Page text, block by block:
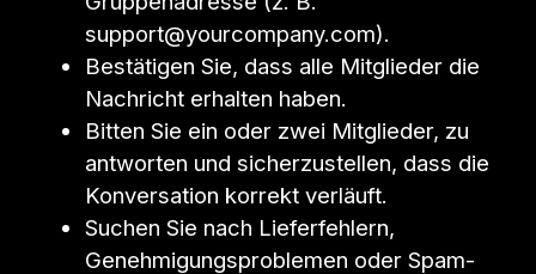
support@yourcompany.com).
Bestätigen Sie, dass alle Mitglieder die
Nachricht erhalten haben.
Bitten Sie ein oder zwei Mitglieder, zu
antworten und sicherzustellen, dass die
Konversation korrekt verläuft.
Suchen Sie nach Lieferfehlern,
Genehmigungsproblemen oder Spam-